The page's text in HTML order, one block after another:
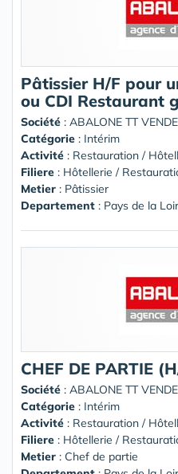
Pâtissier H/F pour
ou CDI Restaurant
Société : ABALONE TT
Catégorie : Intérim
Activité : Restauration /
Filiere : Hôtellerie /
Metier : Pâtissier
Departement : Pays de la
CHEF DE PARTIE
Société : ABALONE TT
Catégorie : Intérim
Activité : Restauration /
Filiere : Hôtellerie /
Metier : Chef de partie